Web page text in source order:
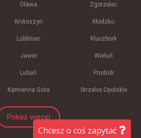
Oława Zgorzelec
Krotoszyn Kłodzko
Lubliniec Kluczbork
Jawor Wieluń
Lubań Prudnik
Kamienna Góra Strzelce Opolskie
Pokaż więcej
Chcesz o coś zapytać